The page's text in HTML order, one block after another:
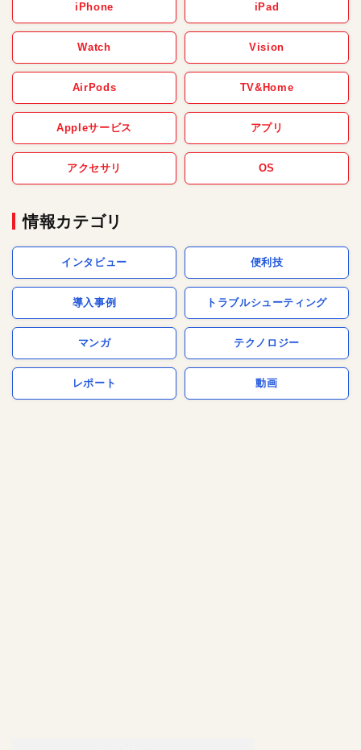
iPhone iPad
Watch Vision
AirPods TV&Home
Appleサービス アプリ
アクセサリ OS
情報カテゴリ
インタビュー 便利技
導入事例 トラブルシューティング
マンガ テクノロジー
レポート 動画